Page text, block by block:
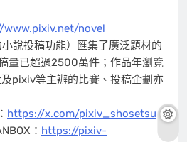
novel
說投稿功能）匯集了廣泛題材的
量已超過2500萬件；作品年瀏覽
pixiv等主辦的比賽、投稿企劃亦
https://x.com/pixiv_shosetsu
： https://pixiv-